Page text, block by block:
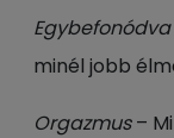
Egybefonódva
minél jobb
Orgazmus–